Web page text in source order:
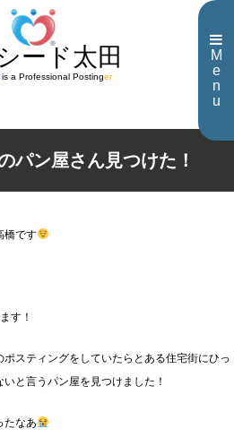
M
e
n
u
ード太田
a Professional Postinger
パン屋さん見つけた！
橋です
す！
スティングをしていたらとある住宅街にひっ
と言うパン屋を見つけました！
たなあ